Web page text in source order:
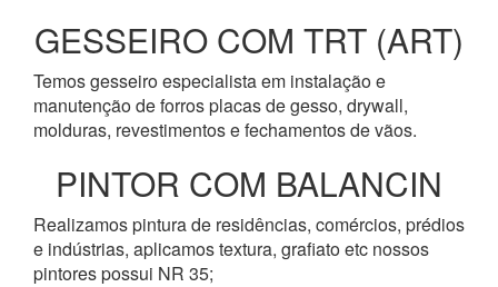
GESSEIRO COM TRT (ART)
Temos gesseiro especialista em instalação e
manutenção de forros placas de gesso, drywall,
molduras, revestimentos e fechamentos de vãos.
PINTOR COM BALANCIN
Realizamos pintura de residências, comércios, prédios
e indústrias, aplicamos textura, grafiato etc nossos
pintores possui NR 35;